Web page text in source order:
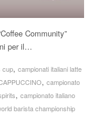
Community”
per il…
cup, campionati italiani latte
, campionato
, campionato italiano
barista championship